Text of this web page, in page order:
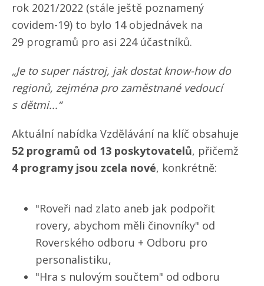
rok 2021/​2022 (stále ještě poznamený
covidem-19) to bylo 14 objednávek na
29 programů pro asi 224 účastníků.
„Je to super nástroj, jak dostat know-how do
regionů, zejména pro zaměstnané vedoucí
s dětmi...“
Aktuální nabídka Vzdělávání na klíč obsahuje
52 programů od 13 poskytovatelů, přičemž
4 programy jsou zcela nové, konkrétně:
"Roveři nad zlato aneb jak podpořit
rovery, abychom měli činovníky" od
Roverského odboru + Odboru pro
personalistiku,
"Hra s nulovým součtem" od odboru